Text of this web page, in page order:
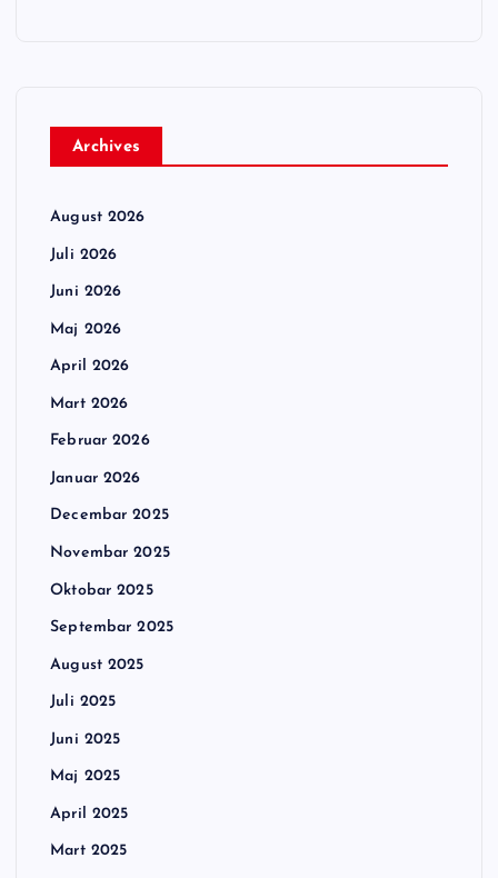
Archives
August 2026
Juli 2026
Juni 2026
Maj 2026
April 2026
Mart 2026
Februar 2026
Januar 2026
Decembar 2025
Novembar 2025
Oktobar 2025
Septembar 2025
August 2025
Juli 2025
Juni 2025
Maj 2025
April 2025
Mart 2025